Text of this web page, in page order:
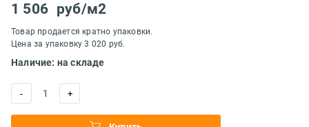
1 506 руб/м2
Товар продается кратно упаковки.
Цена за упаковку 3 020 руб.
Наличие: на складе
- 1 +